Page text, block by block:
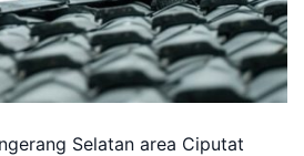
Selatan area Ciputat